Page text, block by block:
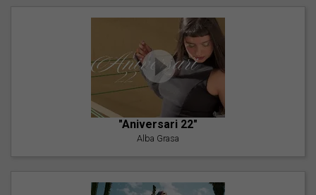
"Aniversari 22"
Alba Grasa